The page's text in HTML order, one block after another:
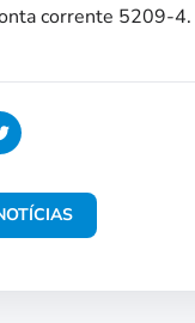
corrente 5209-4.